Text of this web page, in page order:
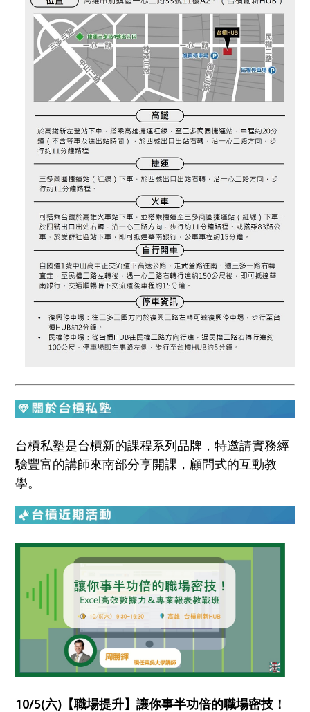
台槓私塾是台槓新的課程系列品牌，特邀請實務經
驗豐富的講師來南部分享開課，顧問式的互動教
學。
10/5(六)【職場提升】讓你事半功倍的職場密技！